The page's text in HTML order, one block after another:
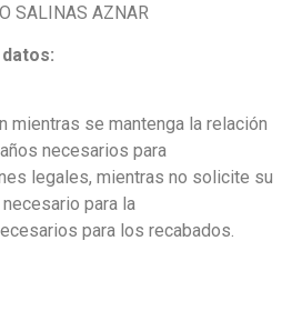
SALINAS AZNAR
mientras se mantenga la relación
necesarios para
legales, mientras no solicite su
para la
para los recabados.